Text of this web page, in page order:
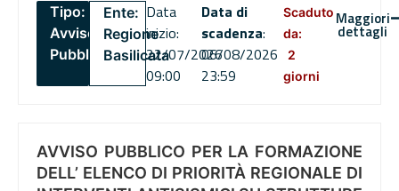
Tipo:
Avviso
Pubblico
Ente:
Regione
Basilicata
Data
inizio:
22/07/2026
09:00
Data di
scadenza:
06/08/2026
23:59
Scaduto
da:
2
giorni
Maggiori
dettagli
AVVISO PUBBLICO PER LA FORMAZIONE
DELL’ ELENCO DI PRIORITÀ REGIONALE DI